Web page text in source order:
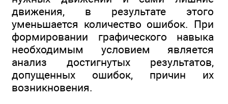
движения, в результате этого
уменьшается количество ошибок. При
формировании графического навыка
необходимым условием является
анализ достигнутых результатов,
допущенных ошибок, причин их
возникновения.